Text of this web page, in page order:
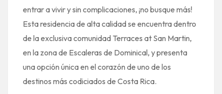
entrar a vivir y sin complicaciones, ¡no busque más!
Esta residencia de alta calidad se encuentra dentro
de la exclusiva comunidad Terraces at San Martin,
en la zona de Escaleras de Dominical, y presenta
una opción única en el corazón de uno de los
destinos más codiciados de Costa Rica.